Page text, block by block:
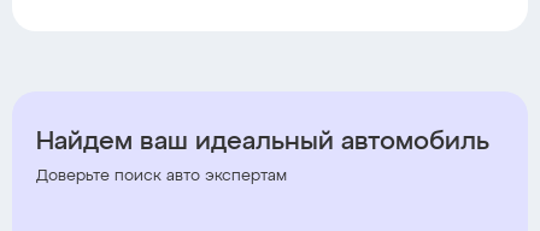
Найдем ваш идеальный автомобиль
Доверьте поиск авто экспертам